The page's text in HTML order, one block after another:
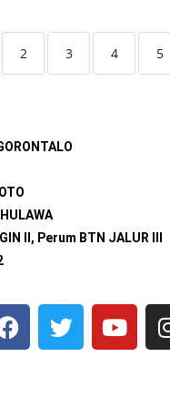
2 3 4 5
II, Perum BTN JALUR III